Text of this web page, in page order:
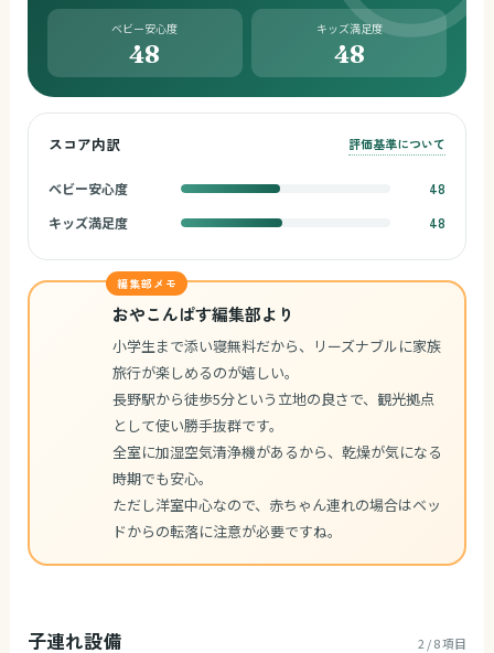
ベビー安心度
48
キッズ満足度
48
スコア内訳 評価基準について
ベビー安心度
48
キッズ満足度
48
編集部メモ
おやこんぱす編集部より
小学生まで添い寝無料だから、リーズナブルに家族
旅行が楽しめるのが嬉しい。
長野駅から徒歩5分という立地の良さで、観光拠点
として使い勝手抜群です。
全室に加湿空気清浄機があるから、乾燥が気になる
時期でも安心。
ただし洋室中心なので、赤ちゃん連れの場合はベッ
ドからの転落に注意が必要ですね。
子連れ設備 2 / 8 項目